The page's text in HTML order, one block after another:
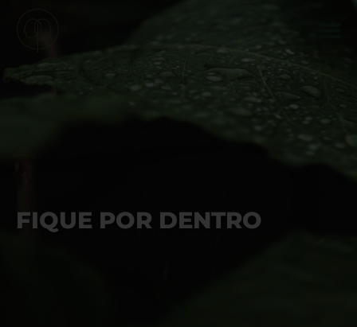
FIQUE POR DENTRO